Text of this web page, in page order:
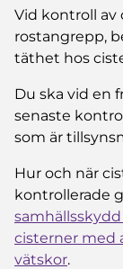
Vid kontroll av
rostangrepp,
täthet hos
Du ska vid en
senaste
som är
Hur och när
kontrollerade
cisterner med
vätskor.